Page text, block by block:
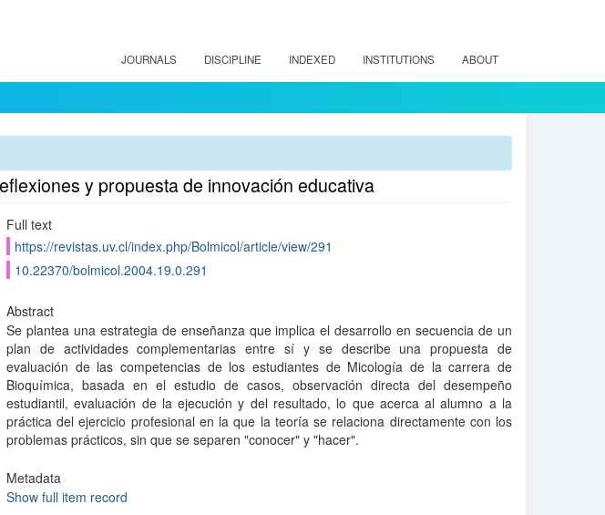
JOURNALS DISCIPLINE INDEXED INSTITUTIONS ABOUT
y propuesta de innovación educativa
Full text
https://revistas.uv.cl/index.php/Bolmicol/article/view/291
10.22370/bolmicol.2004.19.0.291
Abstract
Se plantea una estrategia de enseñanza que implica el desarrollo en secuencia de un
plan de actividades complementarias entre sí y se describe una propuesta de
evaluación de las competencias de los estudiantes de Micología de la carrera de
Bioquímica, basada en el estudio de casos, observación directa del desempeño
estudiantil, evaluación de la ejecución y del resultado, lo que acerca al alumno a la
práctica del ejercicio profesional en la que la teoría se relaciona directamente con los
problemas prácticos, sin que se separen "conocer" y "hacer".
Metadata
Show full item record